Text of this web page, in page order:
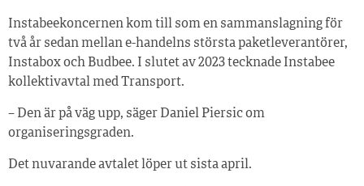
Instabeekoncernen kom till som en sammanslagning för
två år sedan mellan e-handelns största paketleverantörer,
Instabox och Budbee. I slutet av 2023 tecknade Instabee
kollektivavtal med Transport.
– Den är på väg upp, säger Daniel Piersic om
organiseringsgraden.
Det nuvarande avtalet löper ut sista april.